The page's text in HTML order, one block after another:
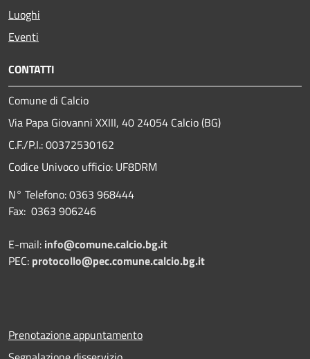
Luoghi
Eventi
CONTATTI
Comune di Calcio
Via Papa Giovanni XXIII, 40 24054 Calcio (BG)
C.F./P.I.: 00372530162
Codice Univoco ufficio: UF8DRM
N° Telefono: 0363 968444
Fax: 0363 906246
E-mail: info@comune.calcio.bg.it
PEC: protocollo@pec.comune.calcio.bg.it
Prenotazione appuntamento